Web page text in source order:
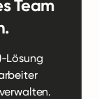
Team
Lösung